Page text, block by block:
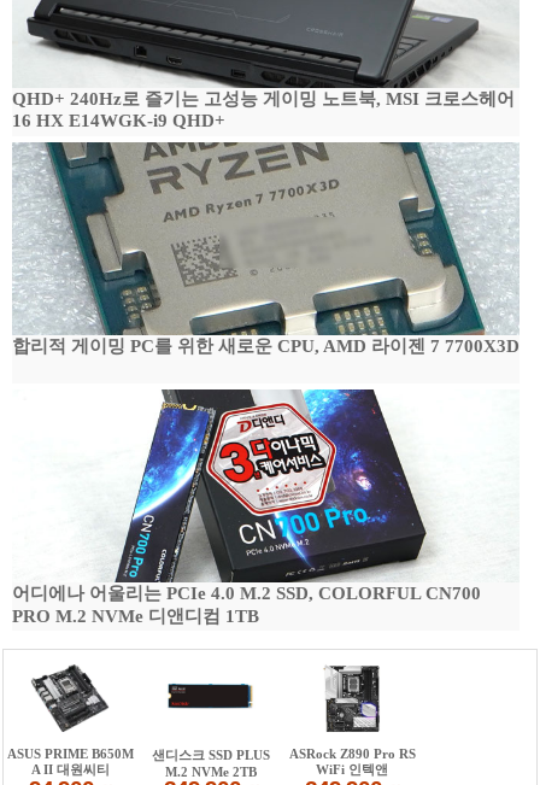
QHD+ 240Hz로 즐기는 고성능 게이밍 노트북, MSI 크로스헤어
16 HX E14WGK-i9 QHD+
합리적 게이밍 PC를 위한 새로운 CPU, AMD 라이젠 7 7700X3D
어디에나 어울리는 PCIe 4.0 M.2 SSD, COLORFUL CN700
PRO M.2 NVMe 디앤디컴 1TB